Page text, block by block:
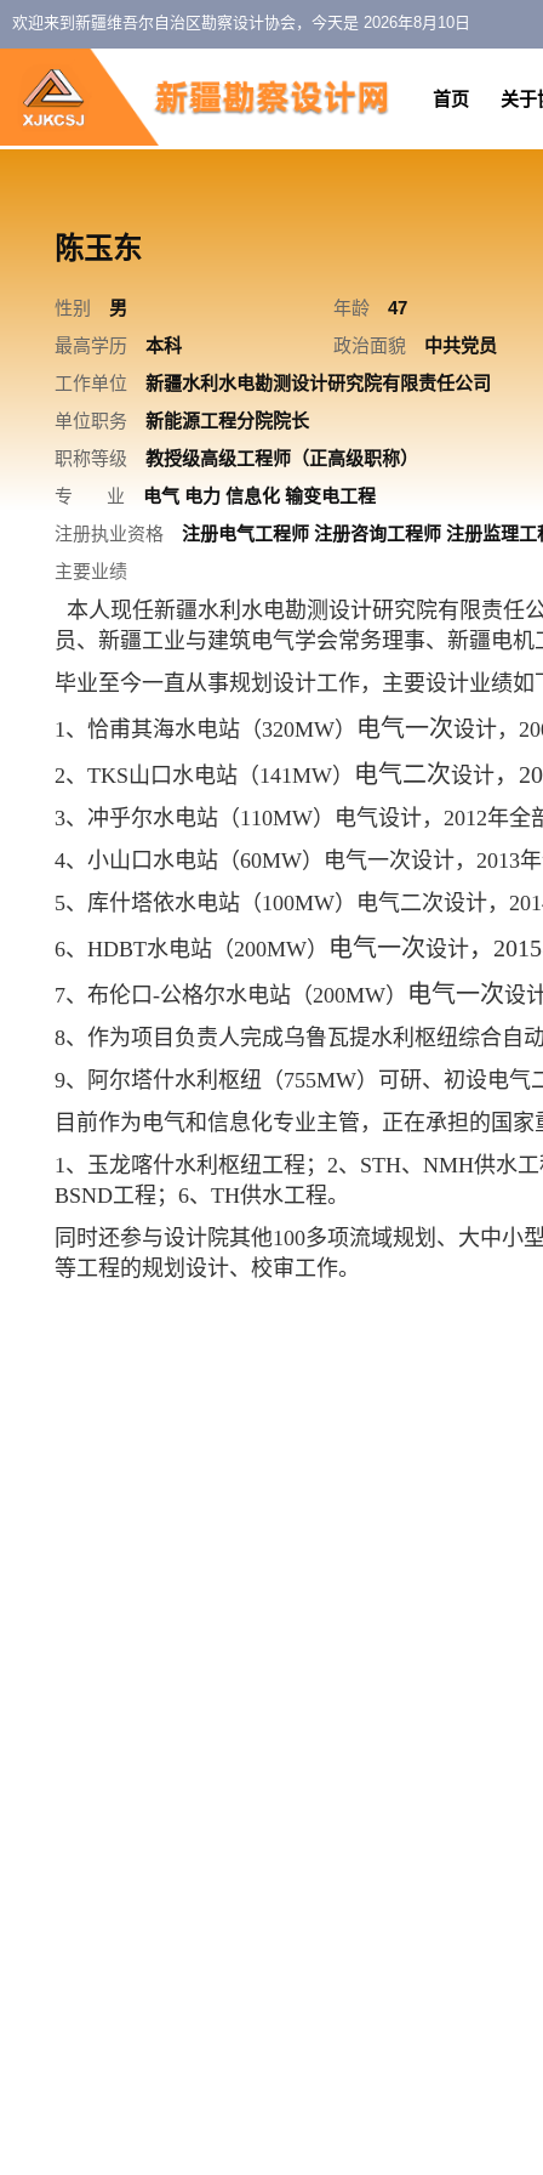
欢迎来到新疆维吾尔自治区勘察设计协会，今天是 2026年8月10日
首页 关于
陈玉东
性别 男 年龄
47
最高学历
本科 政治面貌
中共党员
工作单位
新疆水利水电勘测设计研究院有限责任公司
单位职务
新能源工程分院院长
职称等级
教授级高级工程师（正高级职称）
专 业
电气 电力 信息化 输变电工程
注册执业资格
注册电气工程师 注册咨询工程师 注册监理工
主要业绩
本人现任新疆水利水电勘测设计研究院有限责任
员、新疆工业与建筑电气学会常务理事、新疆电机
毕业至今一直从事规划设计工作，主要设计业绩如
1、恰甫其海水电站（320MW） 电气一次设计，
2、TKS山口水电站（141MW） 电气二次设计，
3、冲乎尔水电站（110MW）电气设计，2012年全
4、小山口水电站（60MW）电气一次设计，2013
5、库什塔依水电站（100MW）电气二次设计，
6、HDBT水电站（200MW） 电气一次设计，
7、布伦口-公格尔水电站（200MW） 电气一次设
8、作为项目负责人完成乌鲁瓦提水利枢纽综合自
9、阿尔塔什水利枢纽（755MW）可研、初设电气
目前作为电气和信息化专业主管，正在承担的国
1、玉龙喀什水利枢纽工程；2、STH、NMH供水
BSND工程；6、TH供水工程。
同时还参与设计院其他100多项流域规划、大中
等工程的规划设计、校审工作。